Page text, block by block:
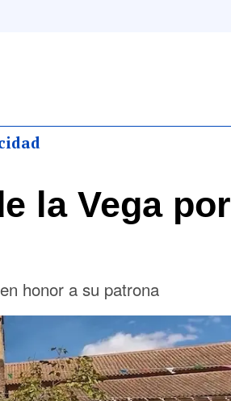
la Vega por
honor a su patrona